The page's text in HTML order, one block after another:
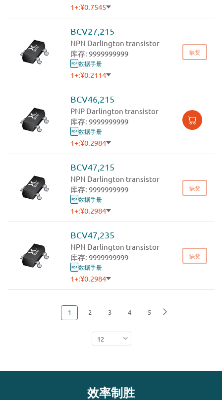
1+:¥0.7545
500+:¥0.6859
3000+:¥0.6222
BCV27,215
NPN Darlington transistor
库存: 9999999999
数据手册
1+:¥0.2114
500+:¥0.1922
3000+:¥0.1743
缺货
BCV46,215
PNP Darlington transistor
库存: 9999999999
数据手册
1+:¥0.2984
500+:¥0.2713
3000+:¥0.2460
BCV47,215
NPN Darlington transistor
库存: 9999999999
数据手册
1+:¥0.2984
500+:¥0.2713
3000+:¥0.2460
缺货
BCV47,235
NPN Darlington transistor
库存: 9999999999
数据手册
1+:¥0.2984
500+:¥0.2713
3000+:
缺货
页
您1
页
2
页
3
页
4
页
5
页
下
效率制胜